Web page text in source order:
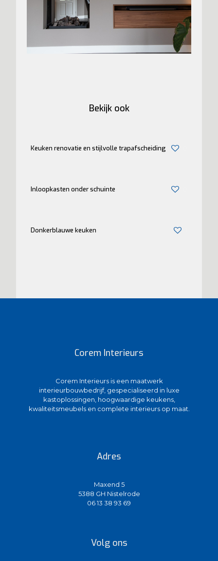
Bekijk ook
Keuken renovatie en stijlvolle trapafscheiding
Inloopkasten onder schuinte
Donkerblauwe keuken
Corem Interieurs
Corem Interieurs is een maatwerk
interieurbouwbedrijf, gespecialiseerd in luxe
kastoplossingen, hoogwaardige keukens,
kwaliteitsmeubels en complete interieurs op maat.
Adres
Maxend 5
5388 GH Nistelrode
06 13 38 93 69
Volg ons